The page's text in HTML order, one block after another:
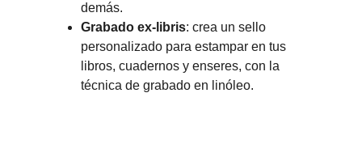
demás.
Grabado ex-libris: crea un sello
personalizado para estampar en tus
libros, cuadernos y enseres, con la
técnica de grabado en linóleo.